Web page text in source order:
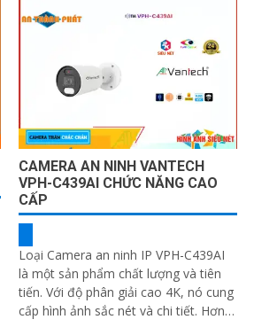
CAMERA AN NINH VANTECH
VPH-C439AI CHỨC NĂNG CAO
CẤP
Loại Camera an ninh IP VPH-C439AI
là một sản phẩm chất lượng và tiên
tiến. Với độ phân giải cao 4K, nó cung
cấp hình ảnh sắc nét và chi tiết. Hơn